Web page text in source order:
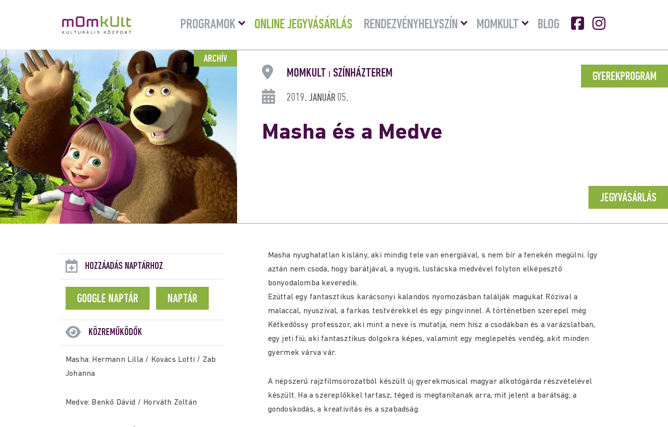
PROGRAMOK
Menü
lenyitása
ONLINE JEGYVÁSÁRLÁS RENDEZVÉNYHELYSZÍN
Menü
lenyitásaMOMKULT
Menü
lenyitása
BLOG
ARCHÍV
GYEREKPROGRAM
MOMKULT SZÍNHÁZTEREM
2019. JANUÁR 05.
Masha és a Medve
JEGYVÁSÁRLÁS
HOZZÁADÁS NAPTÁRHOZ
GOOGLE NAPTÁR NAPTÁR
KÖZREMŰKÖDŐK
Masha: Hermann Lilla / Kovács Lotti / Zab
Johanna
Medve: Benkő Dávid / Horváth Zoltán
Masha nyughatatlan kislány, aki mindig tele van energiával, s nem bír a fenekén megülni. Így
aztán nem csoda, hogy barátjával, a nyugis, lustácska medvével folyton elképesztő
bonyodalomba keveredik.
Ezúttal egy fantasztikus karácsonyi kalandos nyomozásban találják magukat Rózival a
malaccal, nyuszival, a farkas testvérekkel és egy pingvinnel. A történetben szerepel még
Kétkedőssy professzor, aki mint a neve is mutatja, nem hisz a csodákban és a varázslatban,
egy jeti fiú, aki fantasztikus dolgokra képes, valamint egy meglepetés vendég, akit minden
gyermek várva vár.
A népszerű rajzfilmsorozatból készült új gyerekmusical magyar alkotógárda részvételével
készült. Ha a szereplőkkel tartasz, téged is megtanítanak arra, mit jelent a barátság, a
gondoskodás, a kreativitás és a szabadság.